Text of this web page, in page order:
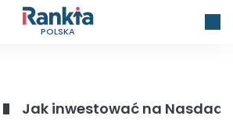
POLSKA
Jak inwestować na Nasdaq?